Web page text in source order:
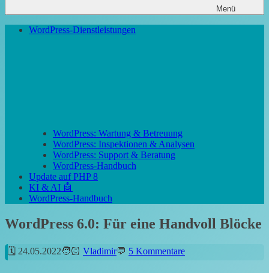
Menü
WordPress-Dienstleistungen
WordPress: Wartung & Betreuung
WordPress: Inspektionen & Analysen
WordPress: Support & Beratung
WordPress-Handbuch
Update auf PHP 8
KI & AI 🤖
WordPress-Handbuch
WordPress 6.0: Für eine Handvoll Blöcke
24.05.2022 Vladimir 5 Kommentare